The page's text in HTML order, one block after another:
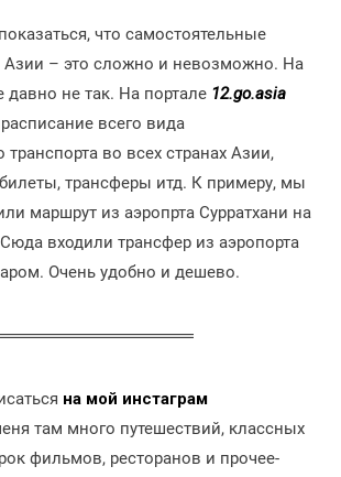
что самостоятельные
Азии – это сложно и невозможно. На
давно не так. На портале 12.go.asia
всего вида
транспорта во всех странах Азии,
трансферы итд. К примеру, мы
маршрут из аэропрта Сурратхани на
входили трансфер из аэропорта
Очень удобно и дешево.
на мой инстаграм
там много путешествий, классных
фильмов, ресторанов и прочее-